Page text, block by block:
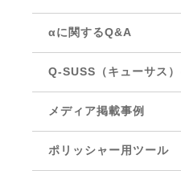
αに関するQ&A
Q-SUSS（キューサス
メディア掲載事例
ポリッシャー用ツール